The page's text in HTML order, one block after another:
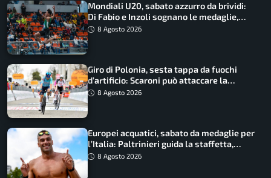
Mondiali U20, sabato azzurro da brividi:
Di Fabio e Inzoli sognano le medaglie,
Castellani e Succo in finale
8 Agosto 2026
Giro di Polonia, sesta tappa da fuochi
d’artificio: Scaroni può attaccare la
maglia di Lemmen
8 Agosto 2026
Europei acquatici, sabato da medaglie per
l’Italia: Paltrinieri guida la staffetta,
Barnabà sogna l’oro dalle grandi altezze
8 Agosto 2026